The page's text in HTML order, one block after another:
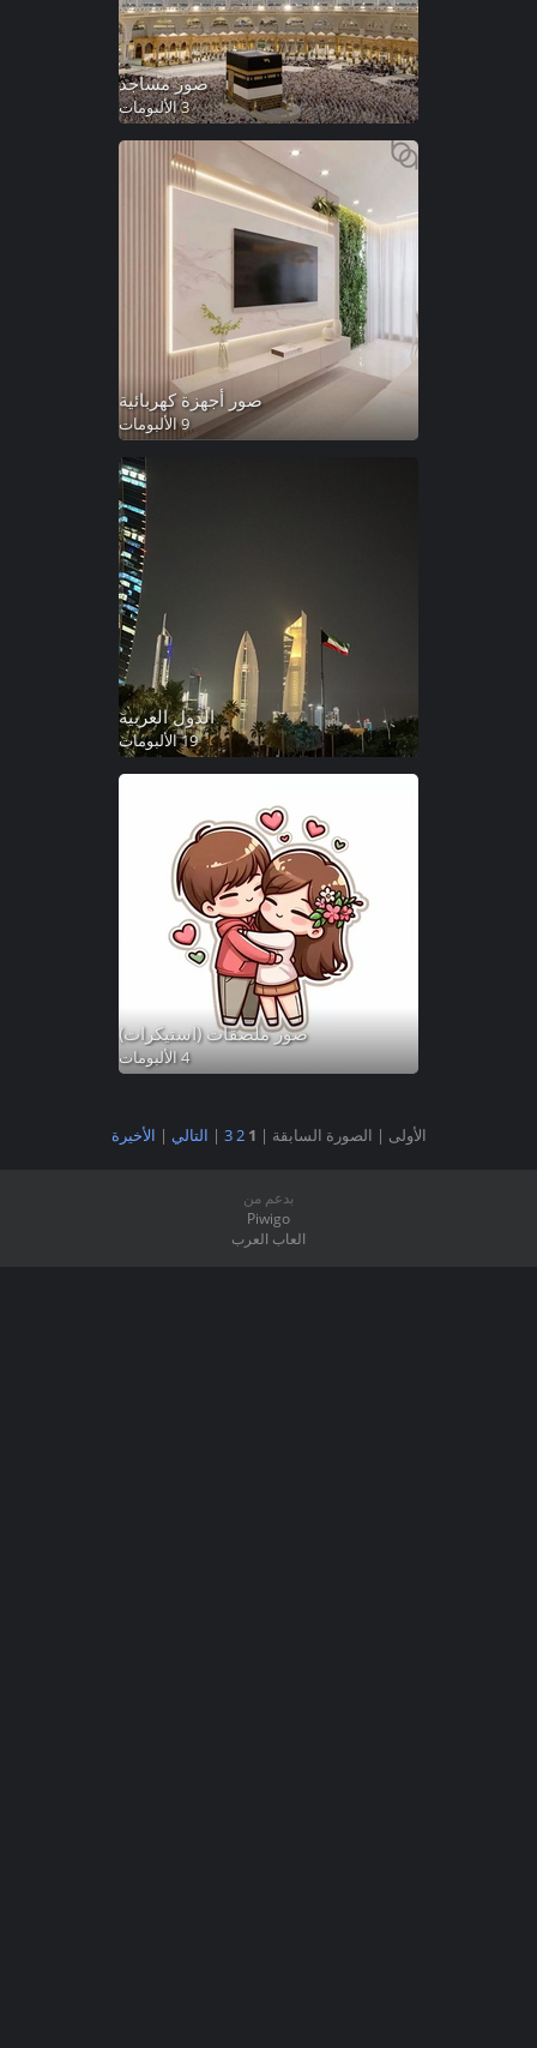
صور مساجد
3 الألبومات
صور أجهزة كهربائية
9 الألبومات
الدول العربية
19 الألبومات
صور ملصقات (استيكرات)
4 الألبومات
الأولى | الصورة السابقة | 1
2
3
| التالي | الأخيرة
بدعم من
Piwigo
العاب العرب